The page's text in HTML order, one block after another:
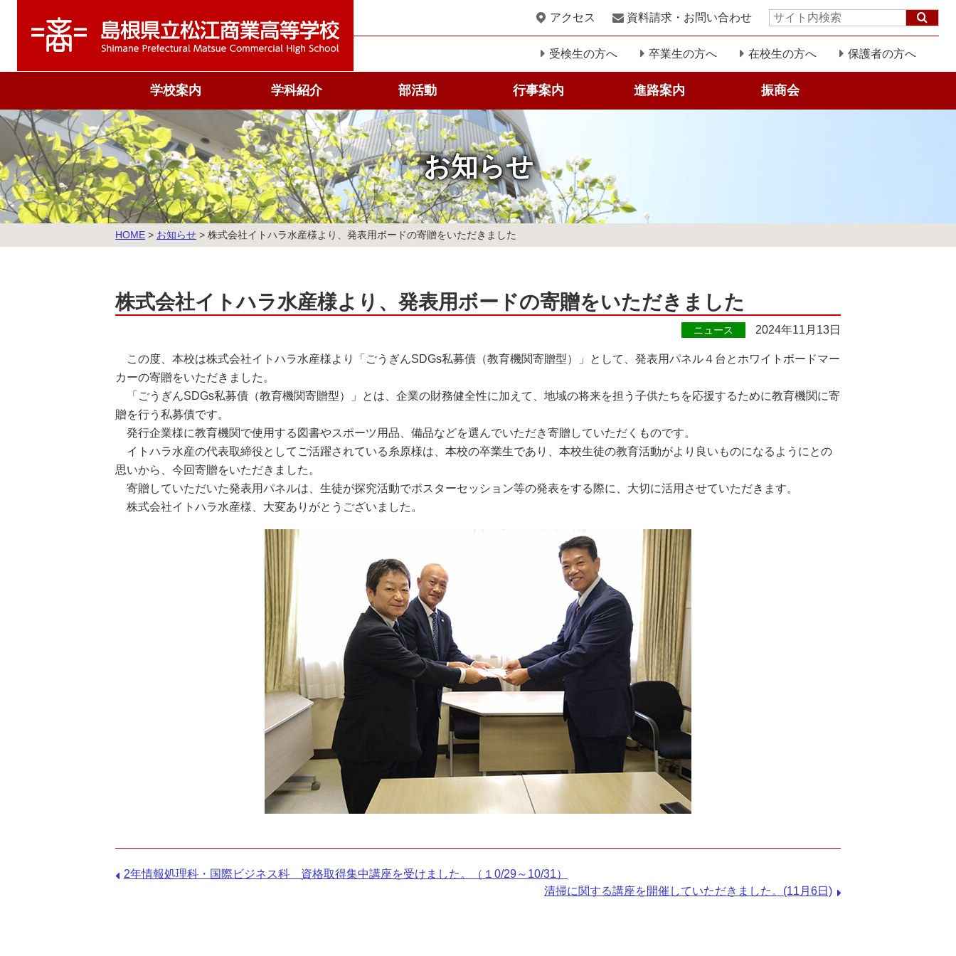
アクセス 資料請求・お問い合わせ
サ
イ
ト
検
受検生の方へ 卒業生の方へ 在校生の方へ 保護者の方へ
学校案内
校旗・校歌
沿革
概況
運営組織
教育課程表
学科紹介
商業科
情報処理科
国際ビジネス科
部活動 行事案内 進路案内 振商会
お知らせ
こ
の
ジ
の
HOME > お知らせ > 株式会社イトハラ水産様より、発表用ボードの寄贈をいただきました
株式会社イトハラ水産様より、発表用ボードの寄贈をいただきました
ニュース 2024年11月13日
この度、本校は株式会社イトハラ水産様より「ごうぎんSDGs私募債（教育機関寄贈型）」として、発表用パネル４台とホワイトボードマー
カーの寄贈をいただきました。
「ごうぎんSDGs私募債（教育機関寄贈型）」とは、企業の財務健全性に加えて、地域の将来を担う子供たちを応援するために教育機関に寄
贈を行う私募債です。
発行企業様に教育機関で使用する図書やスポーツ用品、備品などを選んでいただき寄贈していただくものです。
イトハラ水産の代表取締役としてご活躍されている糸原様は、本校の卒業生であり、本校生徒の教育活動がより良いものになるようにとの
思いから、今回寄贈をいただきました。
寄贈していただいた発表用パネルは、生徒が探究活動でポスターセッション等の発表をする際に、大切に活用させていただきます。
株式会社イトハラ水産様、大変ありがとうございました。
前2年情報処理科・国際ビジネス科 資格取得集中講座を受けました。（１0/29～10/31）
次
清掃に関する講座を開催していただきました。(11月6日)